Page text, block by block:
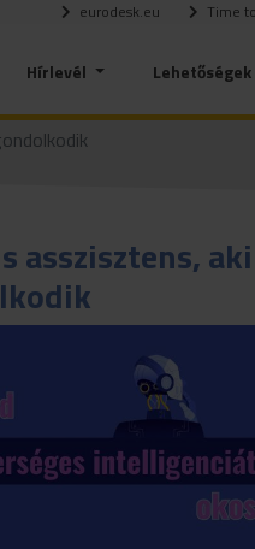
eurodesk.eu Time
Hírlevél Lehetőségek
asszisztens,